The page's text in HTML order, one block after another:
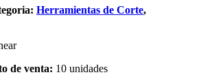
Herramientas de Corte,
de venta: 10 unidades